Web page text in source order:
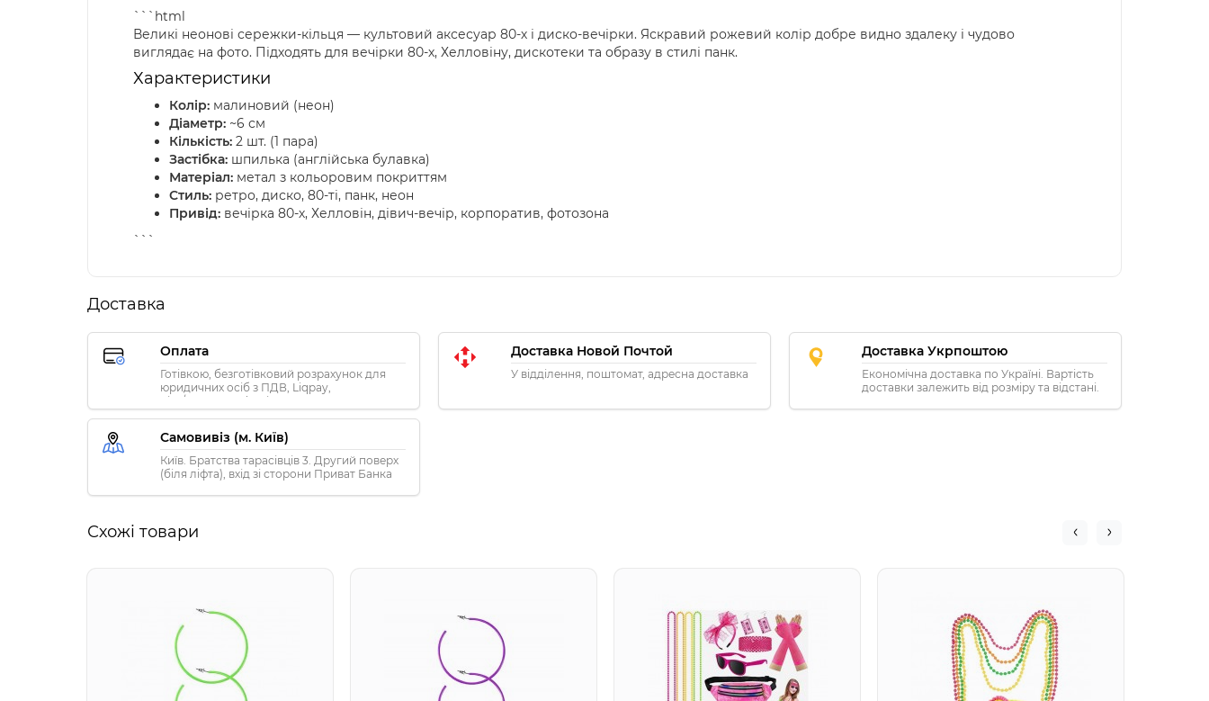
```html
Великі неонові сережки-кільця — культовий аксесуар 80-х і диско-вечірки. Яскравий рожевий колір добре видно здалеку і чудово
виглядає на фото. Підходять для вечірки 80-х, Хелловіну, дискотеки та образу в стилі панк.
Характеристики
Колір: малиновий (неон)
Діаметр: ~6 см
Кількість: 2 шт. (1 пара)
Застібка: шпилька (англійська булавка)
Матеріал: метал з кольоровим покриттям
Стиль: ретро, диско, 80-ті, панк, неон
Привід: вечірка 80-х, Хелловін, дівич-вечір, корпоратив, фотозона
```
Доставка
Оплата
Готівкою, безготівковий розрахунок для
юридичних осіб з ПДВ, Liqpay,
Visa/MasterCard, Privat24
Доставка Новой Почтой
У відділення, поштомат, адресна доставка
Доставка Укрпоштою
Економічна доставка по Україні. Вартість
доставки залежить від розміру та відстані.
Самовивіз (м. Київ)
Київ. Братства тарасівців 3. Другий поверх
(біля ліфта), вхід зі сторони Приват Банка
Схожі товари